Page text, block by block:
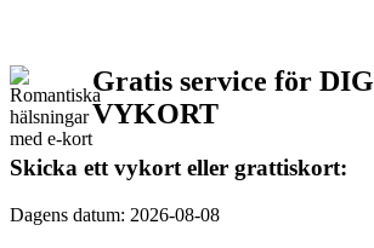
Gratis service för
VYKORT
Skicka ett vykort eller grattiskort:
Dagens datum: 2026-08-08